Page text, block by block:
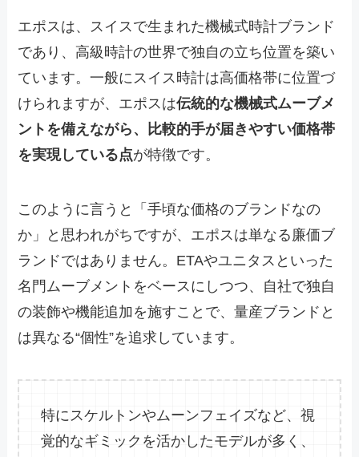
エポスは、スイスで生まれた機械式時計ブランド
であり、高級時計の世界で独自の立ち位置を築い
ています。一般にスイス時計は高価格帯に位置づ
けられますが、エポスは伝統的な機械式ムーブメ
ントを備えながら、比較的手が届きやすい価格帯
を実現している点が特徴です。
このように言うと「手頃な価格のブランドなの
か」と思われがちですが、エポスは単なる廉価ブ
ランドではありません。ETAやユニタスといった
名門ムーブメントをベースにしつつ、自社で独自
の装飾や機能追加を施すことで、量産ブランドと
は異なる“個性”を追求しています。
特にスケルトンやムーンフェイズなど、視
覚的なギミックを活かしたモデルが多く、